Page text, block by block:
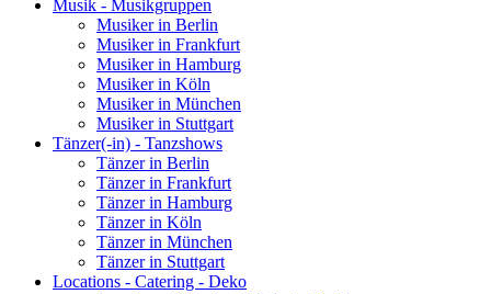
Musik - Musikgruppen
Musiker in Berlin
Musiker in Frankfurt
Musiker in Hamburg
Musiker in Köln
Musiker in München
Musiker in Stuttgart
Tänzer(-in) - Tanzshows
Tänzer in Berlin
Tänzer in Frankfurt
Tänzer in Hamburg
Tänzer in Köln
Tänzer in München
Tänzer in Stuttgart
Locations - Catering - Deko